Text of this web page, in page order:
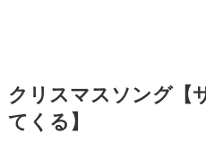
クリスマスソング【
てくる】